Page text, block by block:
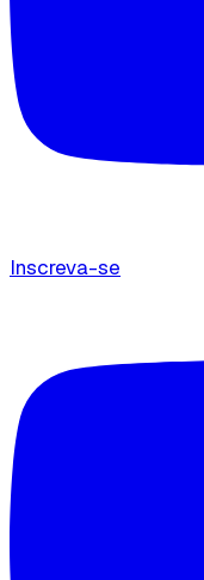
Inscreva-se